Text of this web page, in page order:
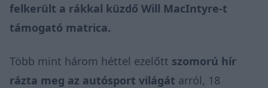
felkerült a rákkal küzdő Will MacIntyre-t
támogató matrica.
Több mint három héttel ezelőtt szomorú hír
rázta meg az autósport világát arról, 18